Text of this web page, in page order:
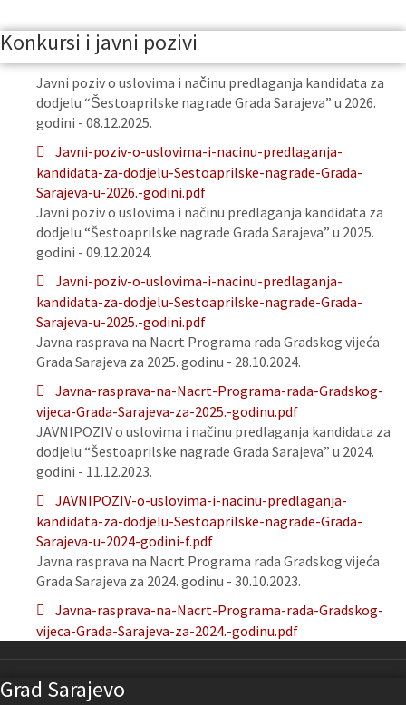
Konkursi i javni pozivi
Javni poziv o uslovima i načinu predlaganja kandidata za
dodjelu “Šestoaprilske nagrade Grada Sarajeva” u 2026.
godini - 08.12.2025.
Javni-poziv-o-uslovima-i-nacinu-predlaganja-
kandidata-za-dodjelu-Sestoaprilske-nagrade-Grada-
Sarajeva-u-2026.-godini.pdf
Javni poziv o uslovima i načinu predlaganja kandidata za
dodjelu “Šestoaprilske nagrade Grada Sarajeva” u 2025.
godini - 09.12.2024.
Javni-poziv-o-uslovima-i-nacinu-predlaganja-
kandidata-za-dodjelu-Sestoaprilske-nagrade-Grada-
Sarajeva-u-2025.-godini.pdf
Javna rasprava na Nacrt Programa rada Gradskog vijeća
Grada Sarajeva za 2025. godinu - 28.10.2024.
Javna-rasprava-na-Nacrt-Programa-rada-Gradskog-
vijeca-Grada-Sarajeva-za-2025.-godinu.pdf
JAVNIPOZIV o uslovima i načinu predlaganja kandidata za
dodjelu “Šestoaprilske nagrade Grada Sarajeva” u 2024.
godini - 11.12.2023.
JAVNIPOZIV-o-uslovima-i-nacinu-predlaganja-
kandidata-za-dodjelu-Sestoaprilske-nagrade-Grada-
Sarajeva-u-2024-godini-f.pdf
Javna rasprava na Nacrt Programa rada Gradskog vijeća
Grada Sarajeva za 2024. godinu - 30.10.2023.
Javna-rasprava-na-Nacrt-Programa-rada-Gradskog-
vijeca-Grada-Sarajeva-za-2024.-godinu.pdf
Grad Sarajevo